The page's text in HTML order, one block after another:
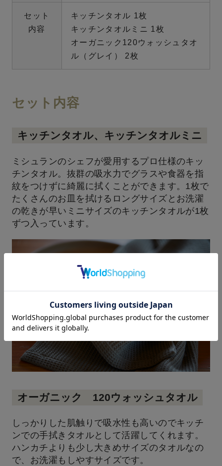
セット
内容
キッチンタオル 1枚
キッチンタオルミニ 1枚
オーガニック120ウォッシュタオ
ル（グレイ） 2枚
セット内容
キッチンタオル、キッチンタオルミニ
ミシュランのシェフが愛用するプロ仕様のキッ
チンタオル。抜群の吸水力でグラスや食器を指
紋をつけずに綺麗に拭くことができます。1枚で
たくさんのお皿を拭けるロングサイズとお洗濯
の乾きが早いミニサイズのキッチンタオルが1枚
ずつ入っています。
オーガニック 120ウォッシュタオル
しっかりした肌触りで吸水性も高いのでキッチ
ンでの手拭きタオルとして活躍してくれます。
ハンカチよりも少し大きめサイズのタオルなの
で、お洗濯もしやすサイズです。